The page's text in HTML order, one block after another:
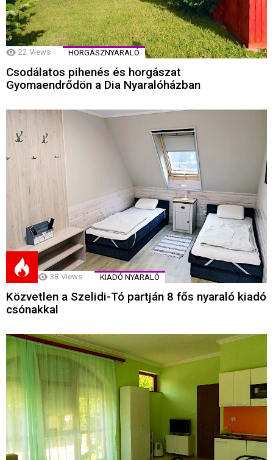
22 Views HORGÁSZNYARALÓ
Csodálatos pihenés és horgászat
Gyomaendrődön a Dia Nyaralóházban
38 Views KIADÓ NYARALÓ
Közvetlen a Szelidi-Tó partján 8 fős nyaraló kiadó
csónakkal